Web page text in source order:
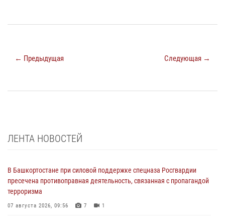
← Предыдущая Следующая →
ЛЕНТА НОВОСТЕЙ
В Башкортостане при силовой поддержке спецназа Росгвардии
пресечена противоправная деятельность, связанная с пропагандой
терроризма
07 августа 2026, 09:56 7 1